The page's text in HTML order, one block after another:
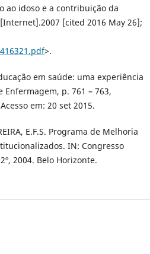
ao idoso e a contribuição da
[cited 2016 May 26];
>.
em saúde: uma experiência
p. 761 – 763,
em: 20 set 2015.
E.F.S. Programa de Melhoria
IN: Congresso
2004. Belo Horizonte.